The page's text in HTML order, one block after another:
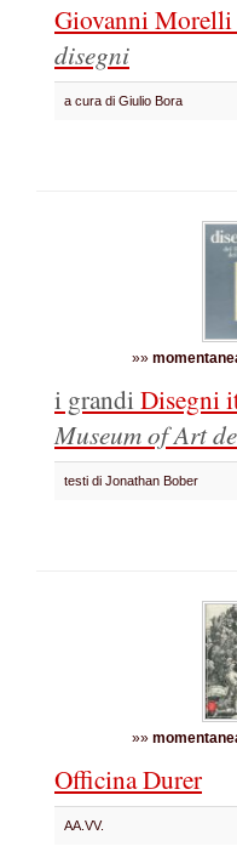
Giovanni Morelli
disegni
a cura di Giulio Bora
»»
i grandi Disegni
Museum of Art
testi di Jonathan Bober
»»
Officina Durer
AA.VV.